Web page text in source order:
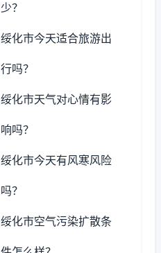
少？
绥化市今天适合旅游出
行吗？
绥化市天气对心情有影
响吗？
绥化市今天有风寒风险
吗？
绥化市空气污染扩散条